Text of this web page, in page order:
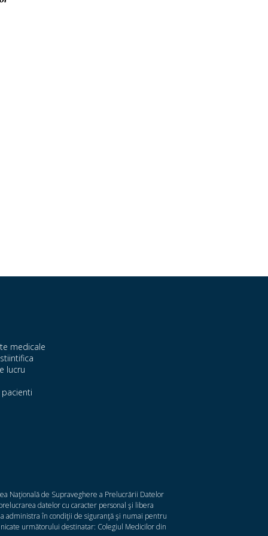
medicale
lucru
Naţională de Supraveghere a Prelucrării Datelor
datelor cu caracter personal şi libera
administra în condiţii de siguranţă şi numai pentru
următorului destinatar: Colegiul Medicilor din